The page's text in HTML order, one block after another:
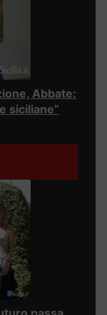
Abbate:
siciliane”